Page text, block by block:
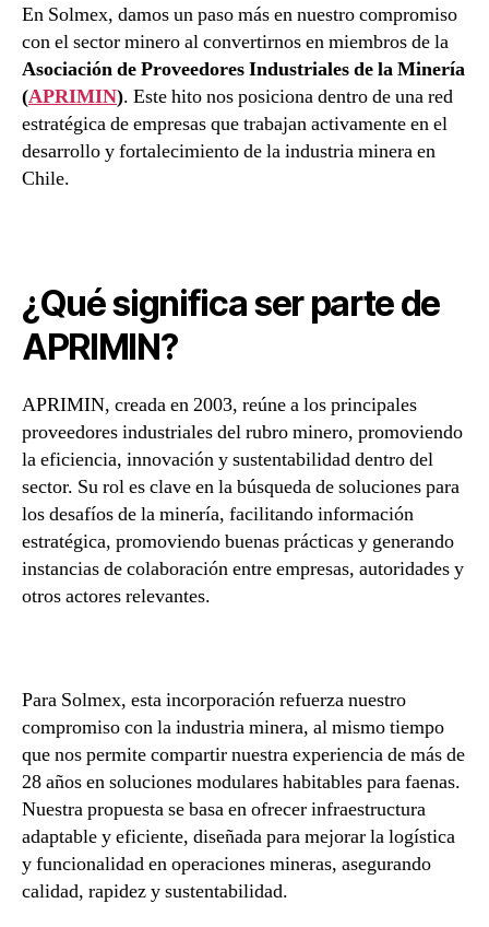
En Solmex, damos un paso más en nuestro compromiso
con el sector minero al convertirnos en miembros de la
Asociación de Proveedores Industriales de la Minería
(APRIMIN). Este hito nos posiciona dentro de una red
estratégica de empresas que trabajan activamente en el
desarrollo y fortalecimiento de la industria minera en
Chile.
¿Qué significa ser parte de
APRIMIN?
APRIMIN, creada en 2003, reúne a los principales
proveedores industriales del rubro minero, promoviendo
la eficiencia, innovación y sustentabilidad dentro del
sector. Su rol es clave en la búsqueda de soluciones para
los desafíos de la minería, facilitando información
estratégica, promoviendo buenas prácticas y generando
instancias de colaboración entre empresas, autoridades y
otros actores relevantes.
Para Solmex, esta incorporación refuerza nuestro
compromiso con la industria minera, al mismo tiempo
que nos permite compartir nuestra experiencia de más de
28 años en soluciones modulares habitables para faenas.
Nuestra propuesta se basa en ofrecer infraestructura
adaptable y eficiente, diseñada para mejorar la logística
y funcionalidad en operaciones mineras, asegurando
calidad, rapidez y sustentabilidad.